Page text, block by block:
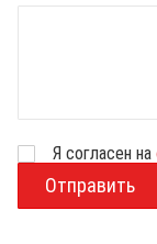
з
Я согласен на